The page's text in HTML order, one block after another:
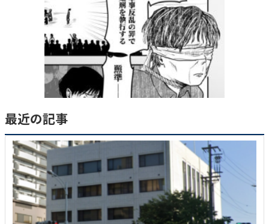
最近の記事